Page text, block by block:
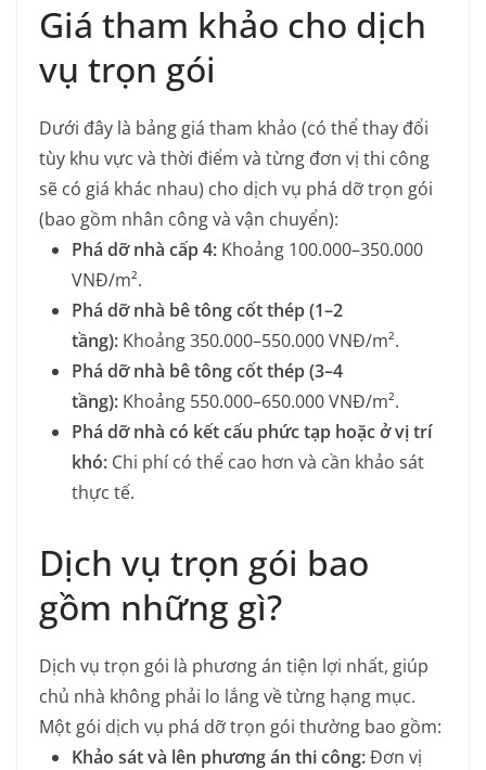
Giá tham khảo cho dịch
vụ trọn gói
Dưới đây là bảng giá tham khảo (có thể thay đổi
tùy khu vực và thời điểm và từng đơn vị thi công
sẽ có giá khác nhau) cho dịch vụ phá dỡ trọn gói
(bao gồm nhân công và vận chuyển):
Phá dỡ nhà cấp 4: Khoảng 100.000–350.000
VNĐ/m².
Phá dỡ nhà bê tông cốt thép (1–2
tầng): Khoảng 350.000–550.000 VNĐ/m².
Phá dỡ nhà bê tông cốt thép (3–4
tầng): Khoảng 550.000–650.000 VNĐ/m².
Phá dỡ nhà có kết cấu phức tạp hoặc ở vị trí
khó: Chi phí có thể cao hơn và cần khảo sát
thực tế.
Dịch vụ trọn gói bao
gồm những gì?
Dịch vụ trọn gói là phương án tiện lợi nhất, giúp
chủ nhà không phải lo lắng về từng hạng mục.
Một gói dịch vụ phá dỡ trọn gói thường bao gồm:
Khảo sát và lên phương án thi công:Đơn vị